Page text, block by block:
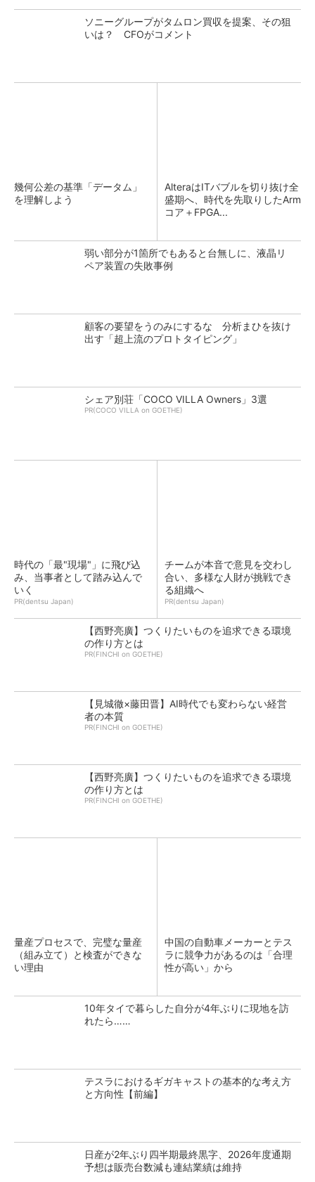
ソニーグループがタムロン買収を提案、その狙
いは？ CFOがコメント
幾何公差の基準「データム」
を理解しよう
AlteraはITバブルを切り抜け全
盛期へ、時代を先取りしたArm
コア＋FPGA...
弱い部分が1箇所でもあると台無しに、液晶リ
ペア装置の失敗事例
顧客の要望をうのみにするな 分析まひを抜け
出す「超上流のプロトタイピング」
シェア別荘「COCO VILLA Owners」3選
PR(COCO VILLA on GOETHE)
時代の「最"現場"」に飛び込
み、当事者として踏み込んで
いく
PR(dentsu Japan)
チームが本音で意見を交わし
合い、多様な人財が挑戦でき
る組織へ
PR(dentsu Japan)
【西野亮廣】つくりたいものを追求できる環境
の作り方とは
PR(FINCHI on GOETHE)
【見城徹×藤田晋】AI時代でも変わらない経営
者の本質
PR(FINCHI on GOETHE)
【西野亮廣】つくりたいものを追求できる環境
の作り方とは
PR(FINCHI on GOETHE)
量産プロセスで、完璧な量産
（組み立て）と検査ができな
い理由
中国の自動車メーカーとテス
ラに競争力があるのは「合理
性が高い」から
10年タイで暮らした自分が4年ぶりに現地を訪
れたら……
テスラにおけるギガキャストの基本的な考え方
と方向性【前編】
日産が2年ぶり四半期最終黒字、2026年度通期
予想は販売台数減も連結業績は維持